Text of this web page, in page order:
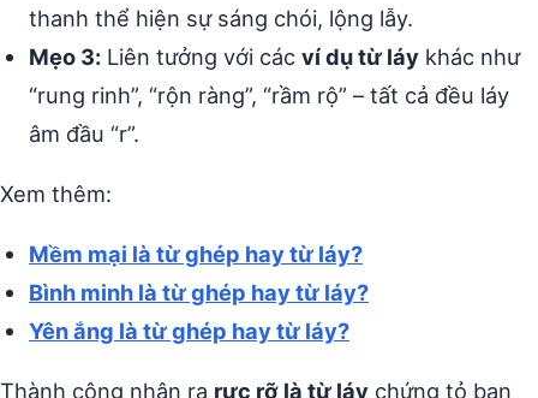
thanh thể hiện sự sáng chói, lộng lẫy.
Mẹo 3: Liên tưởng với các ví dụ từ láy khác như
“rung rinh”, “rộn ràng”, “rầm rộ” – tất cả đều láy
âm đầu “r”.
Xem thêm:
Mềm mại là từ ghép hay từ láy?
Bình minh là từ ghép hay từ láy?
Yên ắng là từ ghép hay từ láy?
Thành công nhận ra rực rỡ là từ láy chứng tỏ bạn